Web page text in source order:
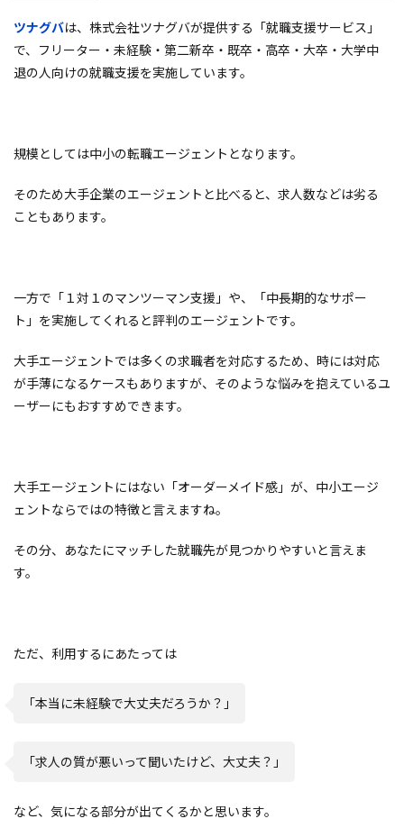
ツナグバは、株式会社ツナグバが提供する「就職支援サービス」
で、フリーター・未経験・第二新卒・既卒・高卒・大卒・大学中
退の人向けの就職支援を実施しています。
規模としては中小の転職エージェントとなります。
そのため大手企業のエージェントと比べると、求人数などは劣る
こともあります。
一方で「１対１のマンツーマン支援」や、「中長期的なサポー
ト」を実施してくれると評判のエージェントです。
大手エージェントでは多くの求職者を対応するため、時には対応
が手薄になるケースもありますが、そのような悩みを抱えているユ
ーザーにもおすすめできます。
大手エージェントにはない「オーダーメイド感」が、中小エージ
ェントならではの特徴と言えますね。
その分、あなたにマッチした就職先が見つかりやすいと言えま
す。
ただ、利用するにあたっては
「本当に未経験で大丈夫だろうか？」
「求人の質が悪いって聞いたけど、大丈夫？」
など、気になる部分が出てくるかと思います。